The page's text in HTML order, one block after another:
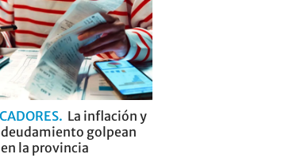
La inflación y
golpean
la provincia